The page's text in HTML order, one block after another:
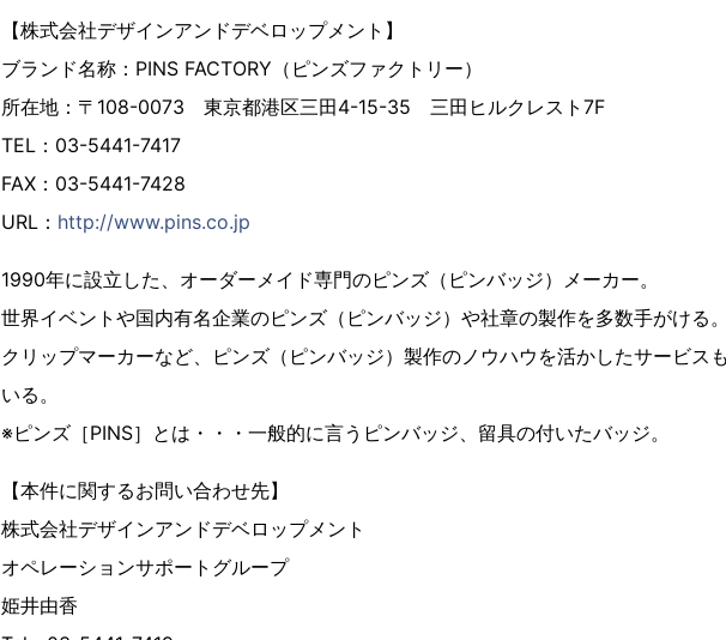
【株式会社デザインアンドデベロップメント】
ブランド名称：PINS FACTORY（ピンズファクトリー）
所在地：〒108-0073 東京都港区三田4-15-35 三田ヒルクレスト7F
TEL：03-5441-7417
FAX：03-5441-7428
URL： http://www.pins.co.jp
1990年に設立した、オーダーメイド専門のピンズ（ピンバッジ）メーカー。
世界イベントや国内有名企業のピンズ（ピンバッジ）や社章の製作を多数手がける。
クリップマーカーなど、ピンズ（ピンバッジ）製作のノウハウを活かしたサービス
いる。
※ピンズ［PINS］とは・・・一般的に言うピンバッジ、留具の付いたバッジ。
【本件に関するお問い合わせ先】
株式会社デザインアンドデベロップメント
オペレーションサポートグループ
姫井由香